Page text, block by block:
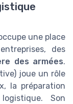
une place
des
des armées.
joue un rôle
la préparation
Son